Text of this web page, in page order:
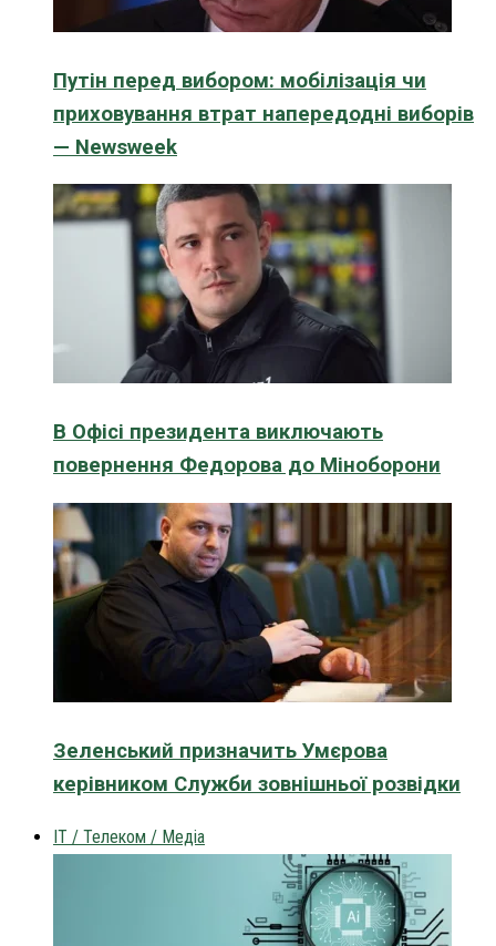
Путін перед вибором: мобілізація чи
приховування втрат напередодні виборів
— Newsweek
В Офісі президента виключають
повернення Федорова до Міноборони
Зеленський призначить Умєрова
керівником Служби зовнішньої розвідки
IT / Телеком / Медіа